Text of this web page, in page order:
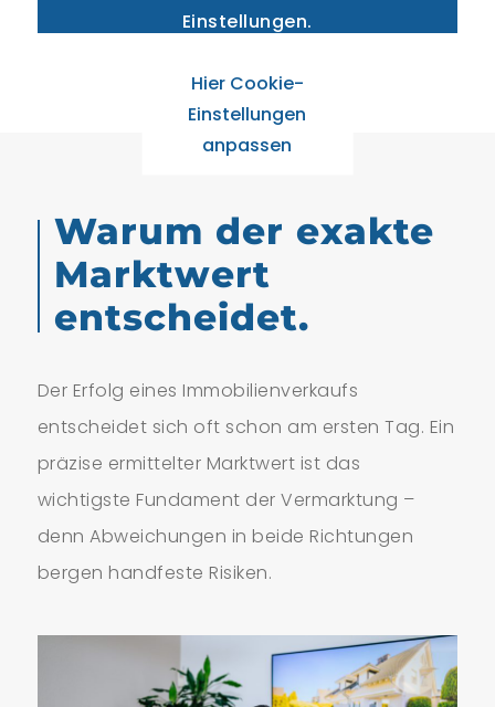
Einstellungen.
Hier Cookie-
Einstellungen
anpassen
Warum der exakte
Marktwert
entscheidet.
Der Erfolg eines Immobilienverkaufs
entscheidet sich oft schon am ersten Tag. Ein
präzise ermittelter Marktwert ist das
wichtigste Fundament der Vermarktung –
denn Abweichungen in beide Richtungen
bergen handfeste Risiken.